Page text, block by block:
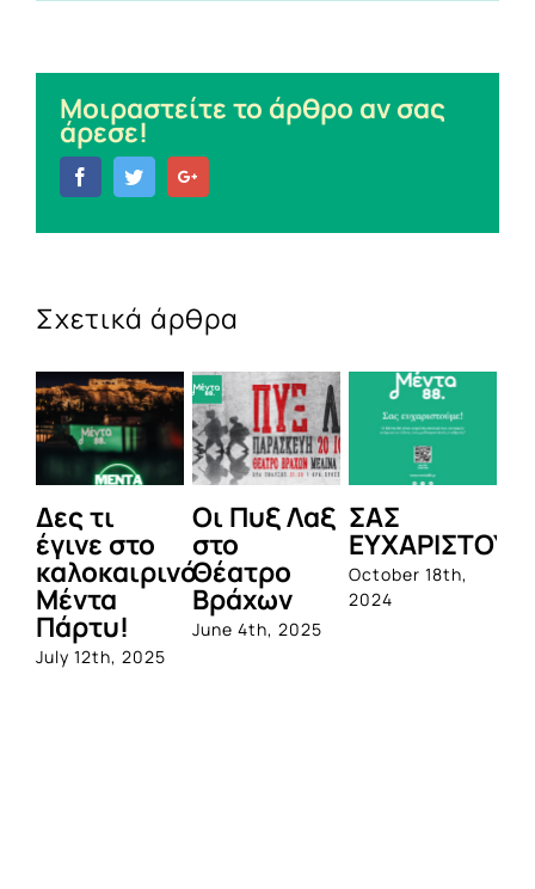
Μοιραστείτε το άρθρο αν σας
άρεσε!
FacebookTwitter
Σχετικά άρθρα
στο
2025
Οι Πυξ Λαξ
στο
Θέατρο
Βράχων
June 4th, 2025
ΣΑΣ
ΕΥΧΑΡΙΣΤΟΥΜΕ!
October 18th,
2024
1η